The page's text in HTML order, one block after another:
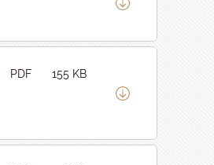
PDF 155 KB